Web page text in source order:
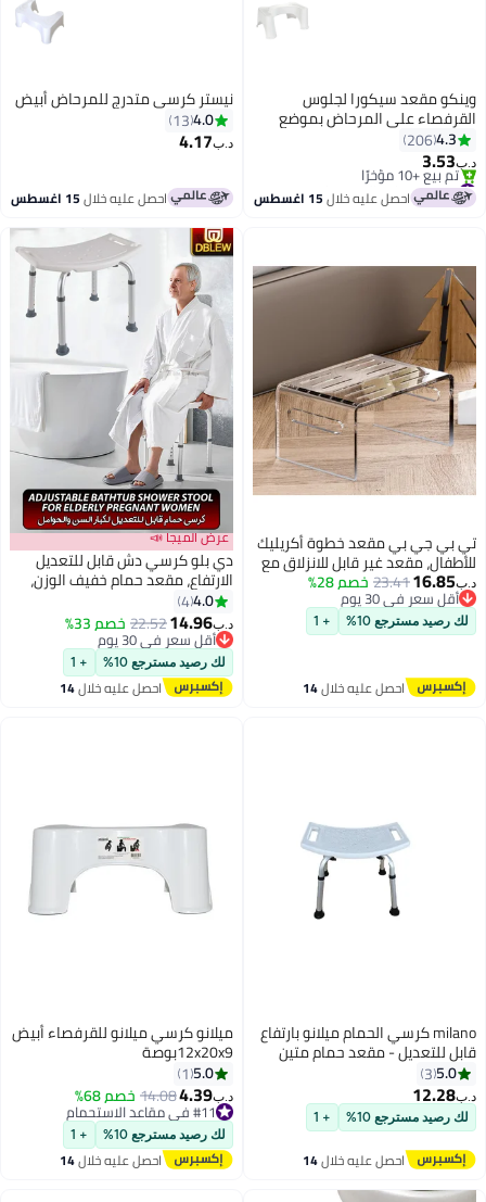
وينكو مقعد سيكورا لجلوس
القرفصاء على المرحاض بموضع
للقدم أبيض 48x20.5x33.5سم
4.3
206
د.ب‏3.53
#4 في مقاعد الاستحمام
أقل سعر في 7 يوم
تم بيع +10 مؤخرًا
احصل عليه خلال15 اغسطس
نيستر كرسي متدرج للمرحاض أبيض
4.0
13
د.ب‏4.17
احصل عليه خلال15 اغسطس
تي بي جي بي مقعد خطوة أكريليك
للأطفال، مقعد غير قابل للانزلاق مع
مقابض للأطفال والبالغين، مقعد
شفاف للأطفال لتدريب الحمام، مقعد
قدم شفاف من الأكريليك للحمام،
غرفة النوم، المطبخ
د.ب‏16.85
23.41خصم 28%
أقل سعر في 30 يوم
أقل سعر في 30 يوم
لك رصيد مسترجع 10% + 1
احصل عليه خلال14
عرض الميجا 📣
دي بلو كرسي دش قابل للتعديل
الارتفاع، مقعد حمام خفيف الوزن،
كرسي أمان غير قابل للانزلاق لحوض
الاستحمام لذوي الاحتياجات الخاصة
وكبار السن والنساء الحوامل
والمرضى بعد الجراحة، مع مقابض
وحوامل رأس دش مدمجة
4.0
4
د.ب‏14.96
22.52خصم 33%
أقل سعر في 30 يوم
أقل سعر في 30 يوم
لك رصيد مسترجع 10% + 1
احصل عليه خلال14
milano كرسي الحمام ميلانو بارتفاع
قابل للتعديل - مقعد حمام متين
ومريح للاستخدام في الدش، ومرايا
التجميل، والسبا، تصميم خفيف الوزن
وغير قابل للانزلاق، مريح وقابل
للتعديل لجميع الأعمار 100 كجم
5.0
3
د.ب‏12.28
لك رصيد مسترجع 10% + 1
احصل عليه خلال14
ميلانو كرسي ميلانو للقرفصاء أبيض
12x20x9بوصة
5.0
1
د.ب‏4.39
14.08خصم 68%
#11 في مقاعد الاستحمام
#11 في مقاعد الاستحمام
لك رصيد مسترجع 10% + 1
احصل عليه خلال14